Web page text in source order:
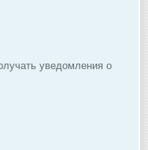
уведомления о